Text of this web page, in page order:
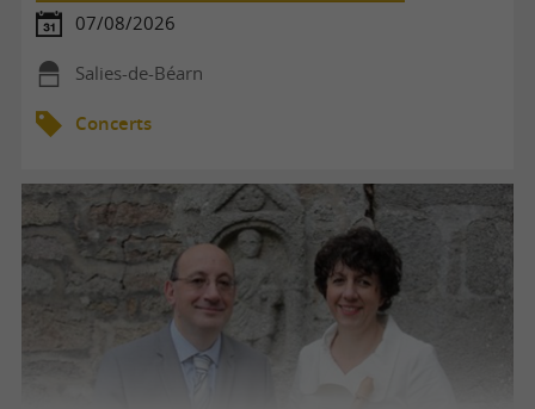
07/08/2026
Salies-de-Béarn
Concerts